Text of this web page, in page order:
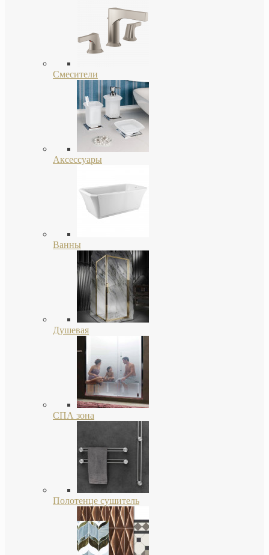
Смесители
Аксессуары
Ванны
Душевая
СПА зона
Полотенце сушитель